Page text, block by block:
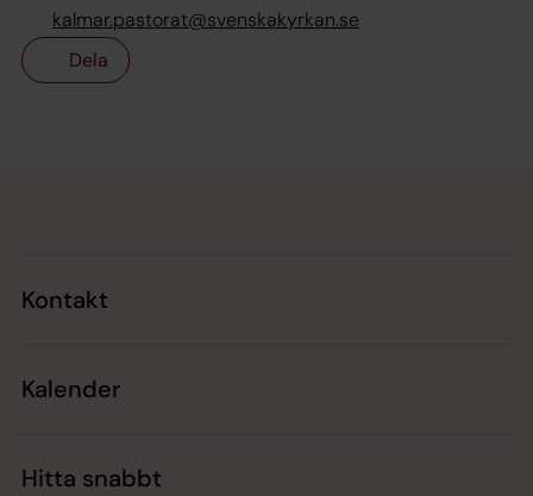
kalmar.pastorat@svenskakyrkan.se
Dela
Kontakt
Kalender
Hitta snabbt